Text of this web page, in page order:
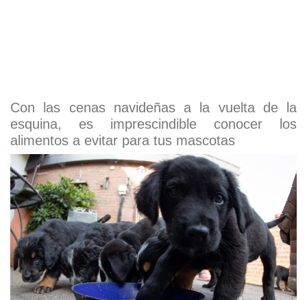
Con las cenas navideñas a la vuelta de la
esquina, es imprescindible conocer los
alimentos a evitar para tus mascotas